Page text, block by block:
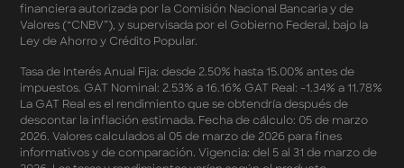
Mercado Libre
Términos y Condiciones - Reducción Tasa de Interés en
Términos y Condiciones - Apartados - Tasas
Preferentes Febrero 2026
Términos y Condiciones - Programa de Cashback
AWIN
Pago de Servicios a MSI – Supermercados Enero -
financiera autorizada por la Comisión Nacional Bancaria y de
Valores (“CNBV”), y supervisada por el Gobierno Federal, bajo la
Ley de Ahorro y Crédito Popular.
Tasa de Interés Anual Fija: desde 2.50% hasta 15.00% antes de
impuestos. GAT Nominal: 2.53% a 16.16% GAT Real: -1.34% a 11.78%
La GAT Real es el rendimiento que se obtendría después de
descontar la inflación estimada. Fecha de cálculo: 05 de marzo
2026. Valores calculados al 05 de marzo de 2026 para fines
informativos y de comparación. Vigencia: del 5 al 31 de marzo de